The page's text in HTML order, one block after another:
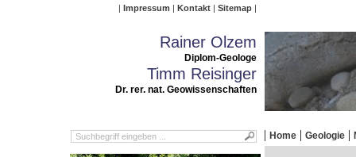
Impressum Kontakt Sitemap
Rainer Olzem
Diplom-Geologe
Timm Reisinger
Dr. rer. nat. Geowissenschaften
Home Geologie